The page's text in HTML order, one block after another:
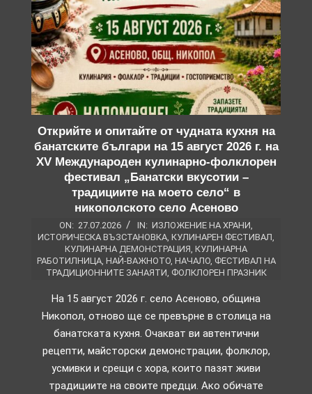
Открийте и опитайте от чудната кухня на
банатските българи на 15 август 2026 г. на
XV Международен кулинарно-фолклорен
фестивал „Банатски вкусотии –
традициите на моето село“ в
никополското село Асеново
ON: 27.07.2026 IN: ИЗЛОЖЕНИЕ НА ХРАНИ
ИСТОРИЧЕСКА ВЪЗСТАНОВКА КУЛИНАРЕН ФЕСТИВАЛ
КУЛИНАРНА ДЕМОНСТРАЦИЯ КУЛИНАРНА
РАБОТИЛНИЦА, НАЙ-ВАЖНОТО, НАЧАЛО, ФЕСТИВАЛ НА
ТРАДИЦИОННИТЕ ЗАНАЯТИ ФОЛКЛОРЕН ПРАЗНИК
На 15 август 2026 г. село Асеново, община
Никопол, отново ще се превърне в столица на
банатската кухня. Очакват ви автентични
рецепти, майсторски демонстрации, фолклор,
усмивки и срещи с хора, които пазят живи
традициите на своите предци. Ако обичате